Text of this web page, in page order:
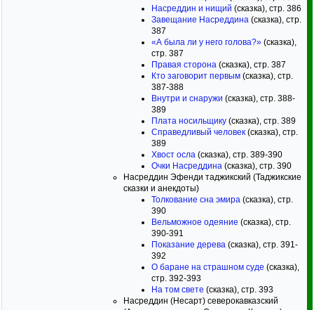
Насреддин и нищий (сказка), стр. 386
Завещание Насреддина (сказка), стр.
387
«А была ли у него голова?» (сказка),
стр. 387
Правая сторона (сказка), стр. 387
Кто заговорит первым (сказка), стр.
387-388
Внутри и снаружи (сказка), стр. 388-
389
Плата носильщику (сказка), стр. 389
Справедливый человек (сказка), стр.
389
Хвост осла (сказка), стр. 389-390
Очки Насреддина (сказка), стр. 390
Насреддин Эфенди таджикский (Таджикские
сказки и анекдоты)
Толкование сна эмира (сказка), стр.
390
Вельможное одеяние (сказка), стр.
390-391
Показание дерева (сказка), стр. 391-
392
О баране на страшном суде (сказка),
стр. 392-393
На том свете (сказка), стр. 393
Насреддин (Несарт) северокавказский